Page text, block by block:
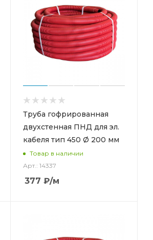
Труба гофрированная
двухстенная ПНД для эл.
кабеля тип 450 Ø 200 мм
Товар в наличии
Арт.: 14337
377 ₽/м